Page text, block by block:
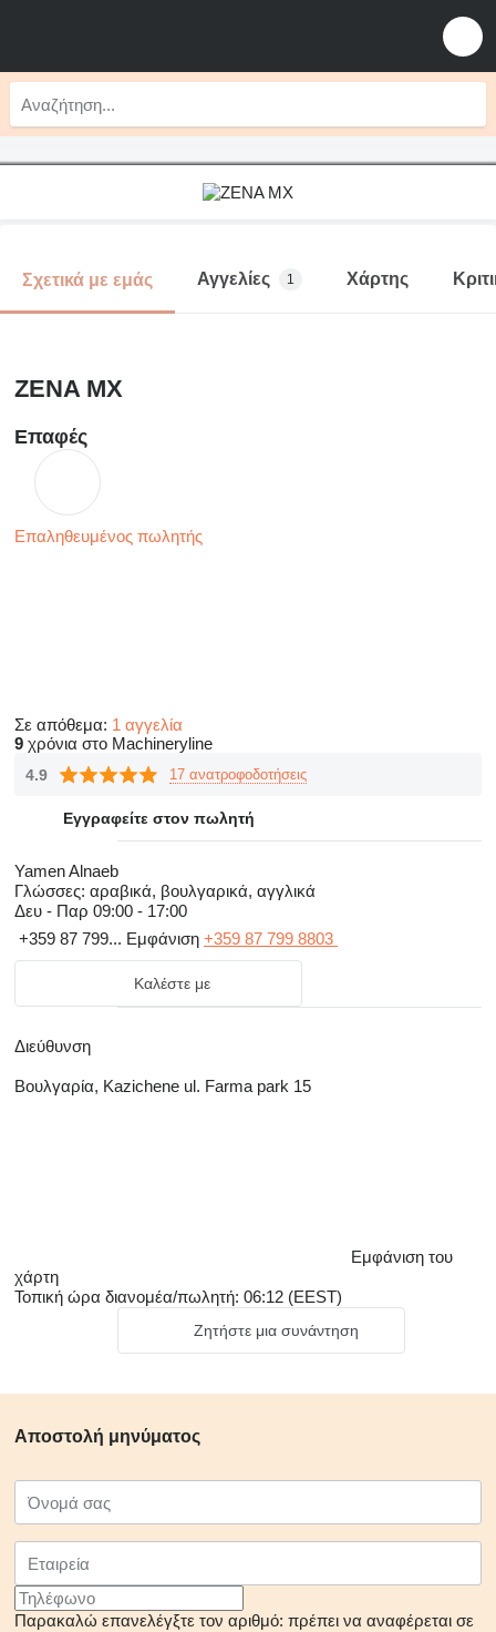
Σχετικά με εμάς Αγγελίες 1 Χάρτης
ZENA MX
Επαφές
Επαληθευμένος πωλητής
Σε απόθεμα: 1 αγγελία
9 χρόνια στο Machineryline
4.9 17 ανατροφοδοτήσεις
Εγγραφείτε στον πωλητή
Yamen Alnaeb
Γλώσσες: αραβικά, βουλγαρικά, αγγλικά
Δευ - Παρ 09:00 - 17:00
+359 87 799... Εμφάνιση +359 87 799 8803
Καλέστε με
Διεύθυνση
Βουλγαρία, Kazichene ul. Farma park 15
Εμφάνιση του
χάρτη
Τοπική ώρα διανομέα/πωλητή: 06:12 (EEST)
Ζητήστε μια συνάντηση
Αποστολή μηνύματος
Παρακαλώ επανελέγξτε τον αριθμό: πρέπει να αναφέρεται σε